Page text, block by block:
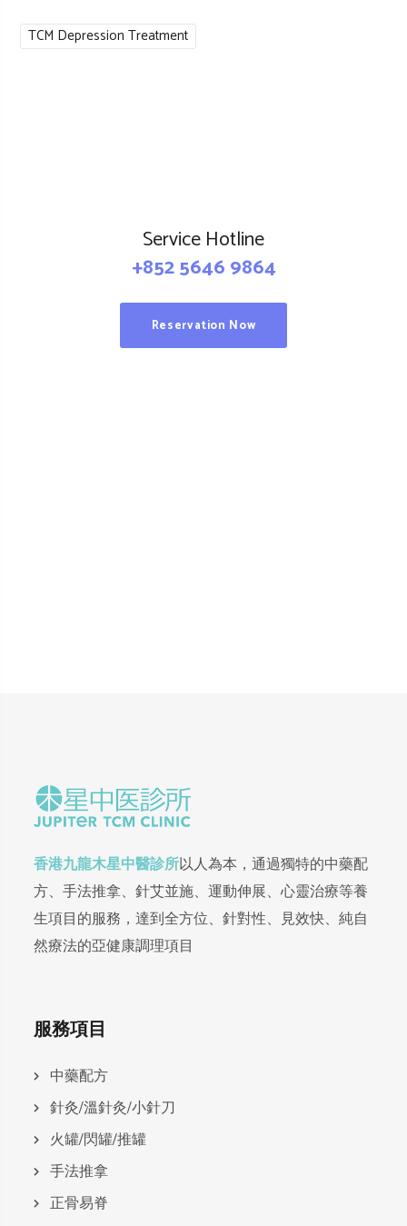
TCM Depression Treatment
Service Hotline
+852 5646 9864
Reservation Now
香港九龍木星中醫診所以人為本，通過獨特的中藥配
方、手法推拿、針艾並施、運動伸展、心靈治療等養
生項目的服務，達到全方位、針對性、見效快、純自
然療法的亞健康調理項目
服務項目
中藥配方
針灸/溫針灸/小針刀
火罐/閃罐/推罐
手法推拿
正骨易脊